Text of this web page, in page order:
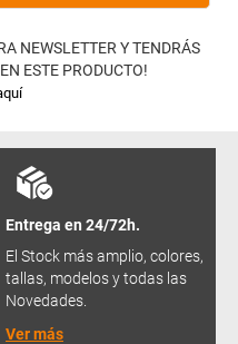
NEWSLETTER Y TENDRÁS
ESTE PRODUCTO!
Entrega en 24/72h.
El Stock más amplio, colores,
tallas, modelos y todas las
Novedades.
Ver más